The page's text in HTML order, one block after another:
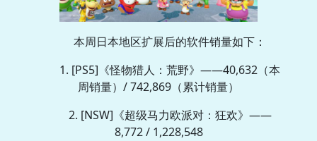
本周日本地区扩展后的软件销量如下：
1. [PS5]《怪物猎人：荒野》——40,632（本
周销量）/ 742,869（累计销量）
2. [NSW]《超级马力欧派对：狂欢》——
8,772 / 1,228,548